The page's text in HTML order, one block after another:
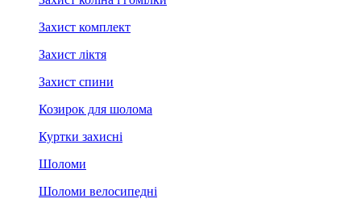
Захист комплект
Захист ліктя
Захист спини
Козирок для шолома
Куртки захисні
Шоломи
Шоломи велосипедні